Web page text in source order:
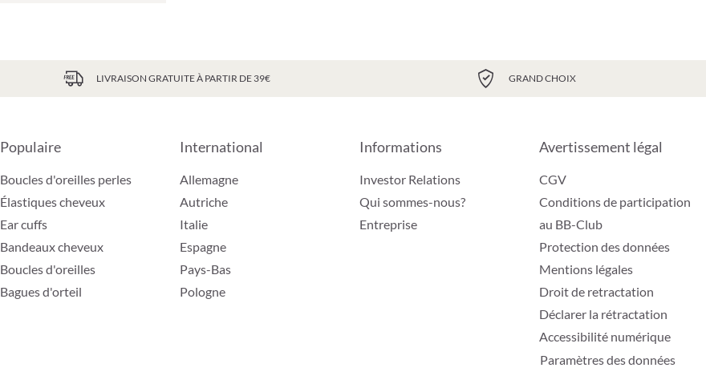
LIVRAISON GRATUITE À PARTIR DE 39€ GRAND CHOIX
Populaire
Boucles d'oreilles perles
Élastiques cheveux
Ear cuffs
Bandeaux cheveux
Boucles d'oreilles
Bagues d'orteil
International
Allemagne
Autriche
Italie
Espagne
Pays-Bas
Pologne
Informations
Investor Relations
Qui sommes-nous?
Entreprise
Avertissement légal
CGV
Conditions de participation
au BB-Club
Protection des données
Mentions légales
Droit de retractation
Déclarer la rétractation
Accessibilité numérique
Paramètres des données